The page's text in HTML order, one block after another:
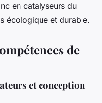
en catalyseurs du
écologique et durable.
de
et conception